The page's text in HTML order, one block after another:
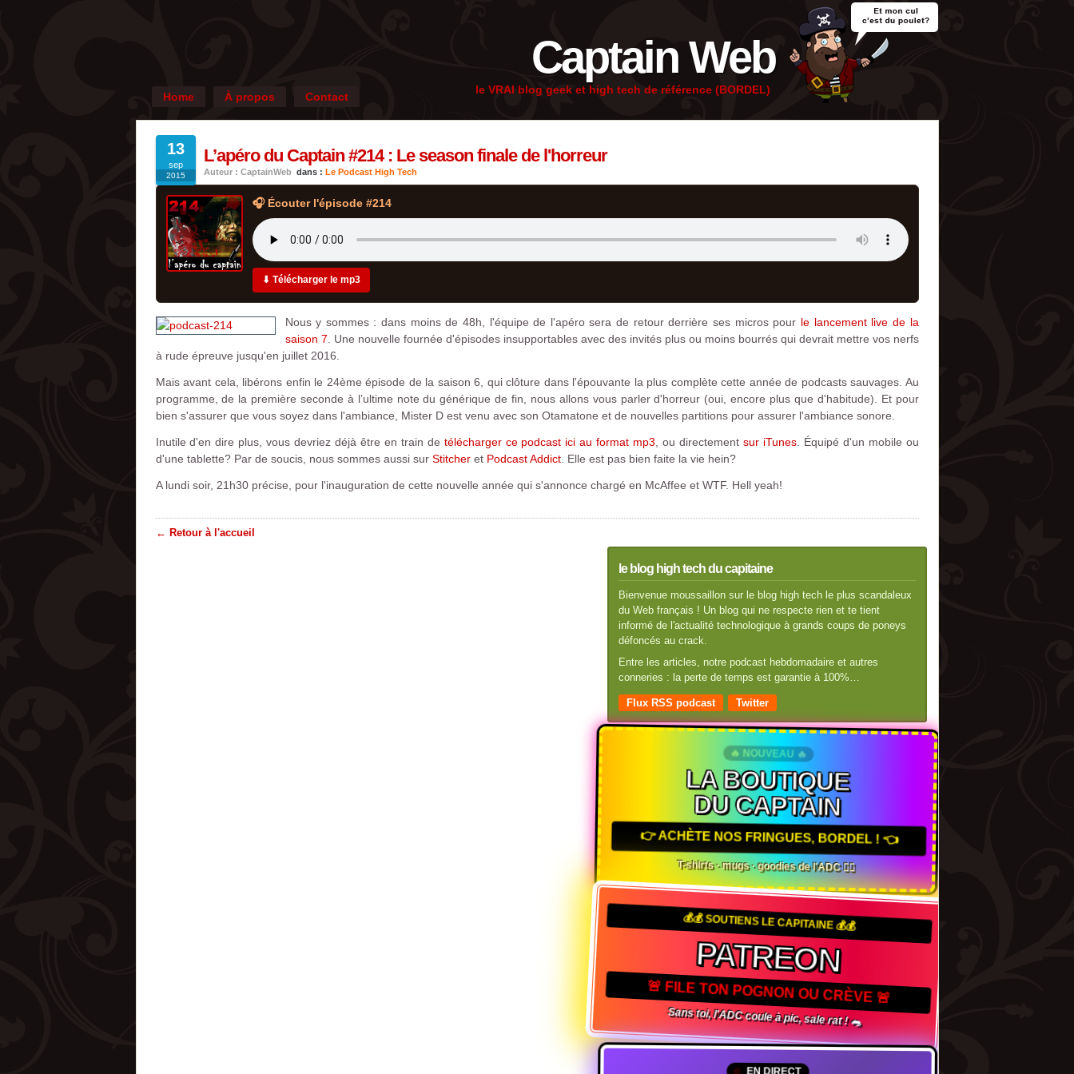
Captain Web
le VRAI blog geek et high tech de référence (BORDEL)
Home À propos Contact
13
sep
2015
L’apéro du Captain #214 : Le season finale de l'horreur
Auteur : CaptainWeb dans : Le Podcast High Tech
🎧 Écouter l'épisode #214
⬇ Télécharger le mp3
Nous y sommes : dans moins de 48h, l'équipe de l'apéro sera de retour derrière ses micros pour le lancement live de la
saison 7 . Une nouvelle fournée d'épisodes insupportables avec des invités plus ou moins bourrés qui devrait mettre vos nerfs
à rude épreuve jusqu'en juillet 2016.
Mais avant cela, libérons enfin le 24ème épisode de la saison 6, qui clôture dans l'épouvante la plus complète cette année de podcasts sauvages. Au
programme, de la première seconde à l’ultime note du générique de fin, nous allons vous parler d'horreur (oui, encore plus que d'habitude). Et pour
bien s'assurer que vous soyez dans l'ambiance, Mister D est venu avec son Otamatone et de nouvelles partitions pour assurer l'ambiance sonore.
Inutile d'en dire plus, vous devriez déjà être en train de télécharger ce podcast ici au format mp3 , ou directement sur iTunes. Équipé d'un mobile ou
d'une tablette? Par de soucis, nous sommes aussi sur Stitcheret Podcast Addict. Elle est pas bien faite la vie hein?
A lundi soir, 21h30 précise, pour l'inauguration de cette nouvelle année qui s'annonce chargé en McAffee et WTF. Hell yeah!
← Retour à l'accueil
le blog high tech du capitaine
Bienvenue moussaillon sur le blog high tech le plus scandaleux
du Web français ! Un blog qui ne respecte rien et te tient
informé de l'actualité technologique à grands coups de poneys
défoncés au crack.
Entre les articles, notre podcast hebdomadaire et autres
conneries : la perte de temps est garantie à 100%…
Flux RSS podcast Twitter
🔥 NOUVEAU 🔥
LA BOUTIQUE
DU CAPTAIN
👉 ACHÈTE NOS FRINGUES, BORDEL ! 👈
T-shirts · mugs · goodies de l'ADC 🏴‍☠️
💰💰 SOUTIENS LE CAPITAINE 💰💰
PATREON
🚨 FILE TON POGNON OU CRÈVE 🚨
Sans toi, l'ADC coule à pic, sale rat ! 🐀